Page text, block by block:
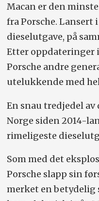
Macan er den
fra Porsche. Lansert
dieselutgave, på
Etter oppdateringer i
Porsche andre
utelukkende med
En snau tredjedel av
Norge siden 2014-
rimeligeste
Som med det
Porsche slapp sin
merket en betydelig